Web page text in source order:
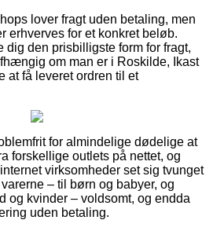
lover fragt uden betaling, men
erhverves for et konkret beløb.
dig den prisbilligste form for fragt,
om man er i Roskilde, Ikast
få leveret ordren til et
for almindelige dødelige at
forskellige outlets på nettet, og
virksomheder set sig tvunget
– til børn og babyer, og
og kvinder – voldsomt, og endda
uden betaling.